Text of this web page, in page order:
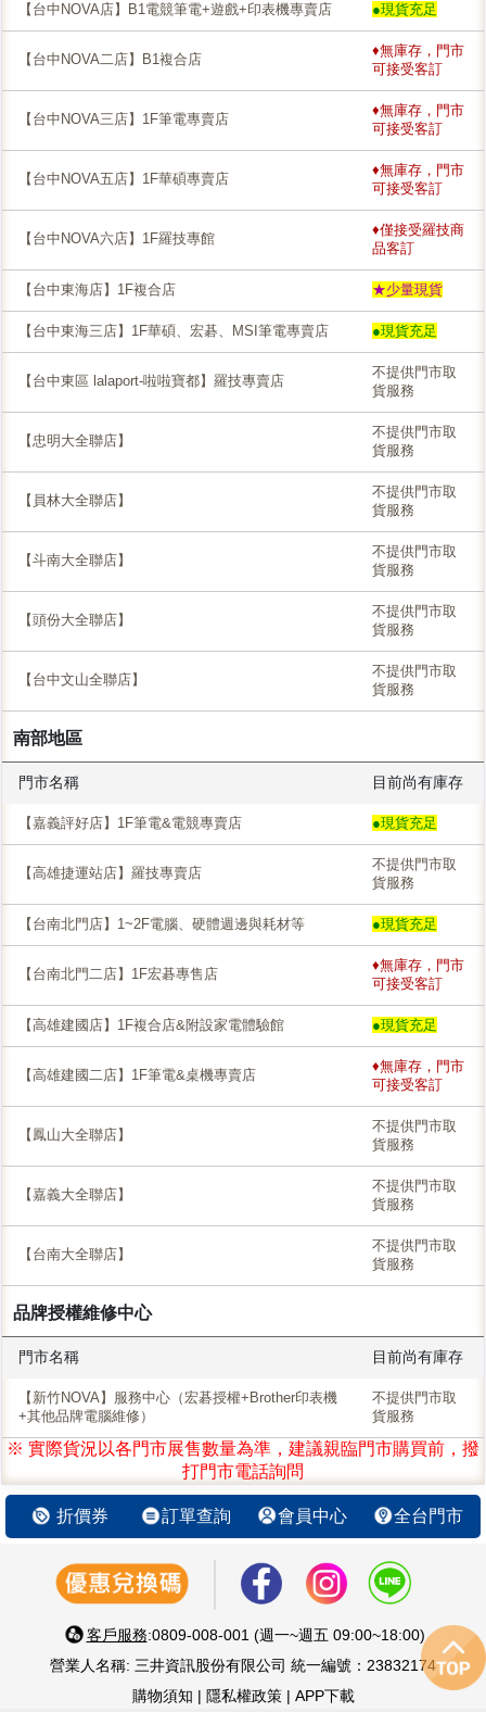
【台中NOVA店】B1電競筆電+遊戲+印表機專賣店 ●現貨充足
【台中NOVA二店】B1複合店
♦無庫存，門市
可接受客訂
【台中NOVA三店】1F筆電專賣店
♦無庫存，門市
可接受客訂
【台中NOVA五店】1F華碩專賣店
♦無庫存，門市
可接受客訂
【台中NOVA六店】1F羅技專館
♦僅接受羅技商
品客訂
【台中東海店】1F複合店 ★少量現貨
【台中東海三店】1F華碩、宏碁、MSI筆電專賣店 ●現貨充足
【台中東區 lalaport-啦啦寶都】羅技專賣店
不提供門市取
貨服務
【忠明大全聯店】
不提供門市取
貨服務
【員林大全聯店】
不提供門市取
貨服務
【斗南大全聯店】
不提供門市取
貨服務
【頭份大全聯店】
不提供門市取
貨服務
【台中文山全聯店】
不提供門市取
貨服務
南部地區
門市名稱 目前尚有庫存
【嘉義評好店】1F筆電&電競專賣店 ●現貨充足
【高雄捷運站店】羅技專賣店
不提供門市取
貨服務
【台南北門店】1~2F電腦、硬體週邊與耗材等 ●現貨充足
【台南北門二店】1F宏碁專售店
♦無庫存，門市
可接受客訂
【高雄建國店】1F複合店&附設家電體驗館 ●現貨充足
【高雄建國二店】1F筆電&桌機專賣店
♦無庫存，門市
可接受客訂
【鳳山大全聯店】
不提供門市取
貨服務
【嘉義大全聯店】
不提供門市取
貨服務
【台南大全聯店】
不提供門市取
貨服務
品牌授權維修中心
門市名稱 目前尚有庫存
【新竹NOVA】服務中心（宏碁授權+Brother印表機
+其他品牌電腦維修）
不提供門市取
貨服務
※ 實際貨況以各門市展售數量為準，建議親臨門市購買前，撥
打門市電話詢問
折價券 訂單查詢 會員中心 全台門市
客戶服務:0809-008-001 (週一~週五 09:00~18:00)
營業人名稱: 三井資訊股份有限公司 統一編號：23832174
購物須知 | 隱私權政策| APP下載